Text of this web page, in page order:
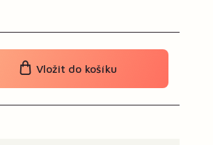
Vložit do košíku